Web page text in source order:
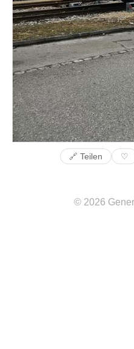
🔗 Teilen ♡
© 2026